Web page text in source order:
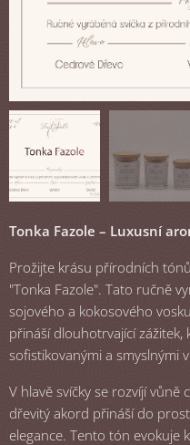
Tonka Fazole – Luxusní
Prožijte krásu přírodních
"Tonka Fazole". Tato ručně
sojového a kokosového
přináší dlouhotrvající
sofistikovanými a smyslnými
V hlavě svíčky se rozvíjí vůně
dřevitý akord přináší do
elegance. Tento tón evokuje